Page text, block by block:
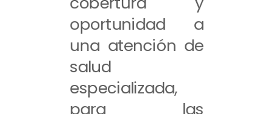
oportunidad a
una atención de
salud
especializada,
para las